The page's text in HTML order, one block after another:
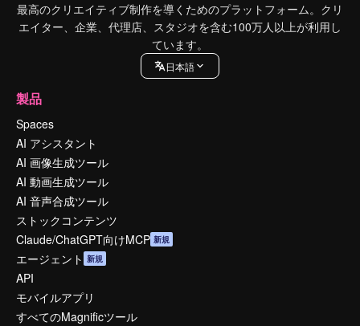
最高のクリエイティブ制作を導くためのプラットフォーム。クリ
エイター、企業、代理店、スタジオを含む100万人以上が利用し
ています。
日本語
製品
Spaces
AI アシスタント
AI 画像生成ツール
AI 動画生成ツール
AI 音声合成ツール
ストックコンテンツ
Claude/ChatGPT向けMCP 新規
エージェント 新規
API
モバイルアプリ
すべてのMagnificツール